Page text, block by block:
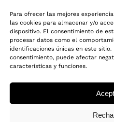
Para ofrecer las mejores
las cookies para almacenar y/o
dispositivo. El consentimiento de
procesar datos como el
identificaciones únicas en este
consentimiento, puede afectar
características y funciones.
INFORMACIÓN
AVISO LEGAL
POLITICA DE PRIVACIDAD
CADENA DE CUSTODIA